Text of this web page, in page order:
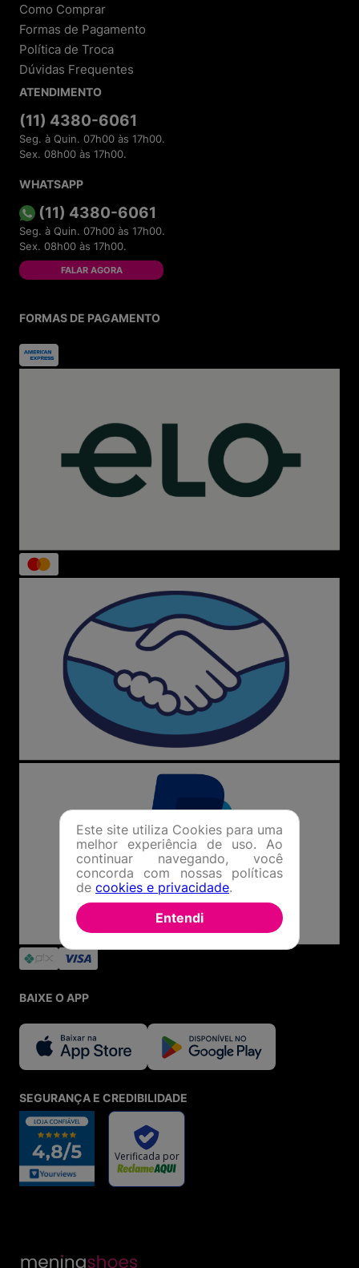
Como Comprar
Formas de Pagamento
Política de Troca
Dúvidas Frequentes
ATENDIMENTO
(11) 4380-6061
Seg. à Quin. 07h00 às 17h00.
Sex. 08h00 às 17h00.
WHATSAPP
(11) 4380-6061
Seg. à Quin. 07h00 às 17h00.
Sex. 08h00 às 17h00.
FALAR AGORA
FORMAS DE PAGAMENTO
BAIXE O APP
SEGURANÇA E CREDIBILIDADE
Este site utiliza Cookies para uma
melhor experiência de uso. Ao
continuar navegando, você
concorda com nossas políticas
de cookies e privacidade.
Entendi